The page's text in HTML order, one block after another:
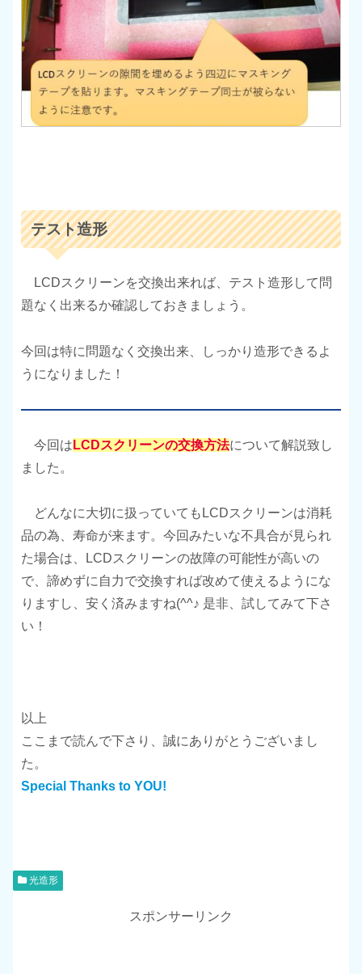
テスト造形
LCDスクリーンを交換出来れば、テスト造形して問
題なく出来るか確認しておきましょう。
今回は特に問題なく交換出来、しっかり造形できるよ
うになりました！
今回は LCDスクリーンの交換方法について解説致し
ました。
どんなに大切に扱っていてもLCDスクリーンは消耗
品の為、寿命が来ます。今回みたいな不具合が見られ
た場合は、LCDスクリーンの故障の可能性が高いの
で、諦めずに自力で交換すれば改めて使えるようにな
りますし、安く済みますね(^^♪ 是非、試してみて下さ
い！
以上
ここまで読んで下さり、誠にありがとうございまし
た。
Special Thanks to YOU!
光造形
スポンサーリンク